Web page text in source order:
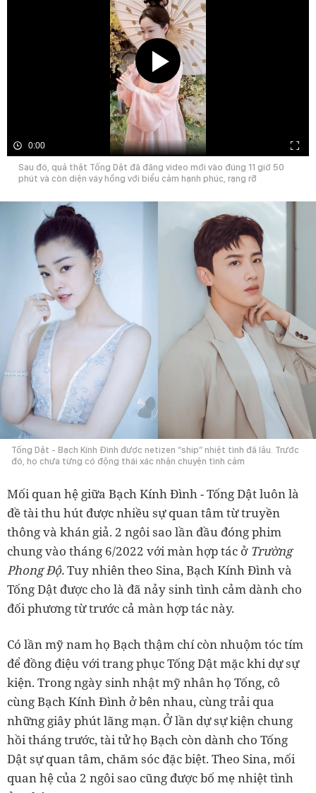
0:00
Sau đó, quả thật Tống Dật đã đăng video mới vào đúng 11 giờ 50
phút và còn diện váy hồng với biểu cảm hạnh phúc, rạng rỡ
Tống Dật - Bạch Kính Đình được netizen “ship” nhiệt tình đã lâu. Trước
đó, họ chưa từng có động thái xác nhận chuyện tình cảm
Mối quan hệ giữa Bạch Kính Đình - Tống Dật luôn là
đề tài thu hút được nhiều sự quan tâm từ truyền
thông và khán giả. 2 ngôi sao lần đầu đóng phim
chung vào tháng 6/2022 với màn hợp tác ở Trường
Phong Độ.Tuy nhiên theo Sina, Bạch Kính Đình và
Tống Dật được cho là đã nảy sinh tình cảm dành cho
đối phương từ trước cả màn hợp tác này.
Có lần mỹ nam họ Bạch thậm chí còn nhuộm tóc tím
để đồng điệu với trang phục Tống Dật mặc khi dự sự
kiện. Trong ngày sinh nhật mỹ nhân họ Tống, cô
cùng Bạch Kính Đình ở bên nhau, cùng trải qua
những giây phút lãng mạn. Ở lần dự sự kiện chung
hồi tháng trước, tài tử họ Bạch còn dành cho Tống
Dật sự quan tâm, chăm sóc đặc biệt. Theo Sina, mối
quan hệ của 2 ngôi sao cũng được bố mẹ nhiệt tình